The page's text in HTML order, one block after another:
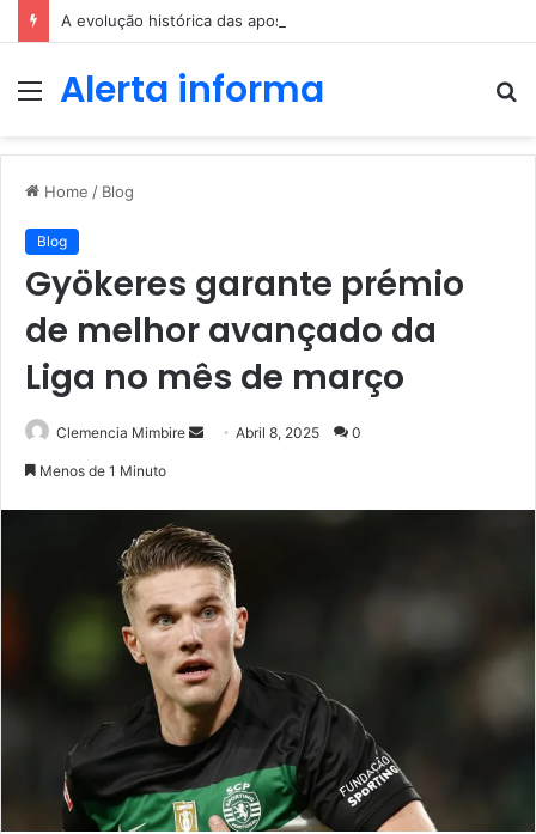
A evolução histórica das apostas ao longo dos séculos
MenuAlerta informa
Home / Blog
Blog
Gyökeres garante prémio
de melhor avançado da
Liga no mês de março
Clemencia Mimbire
SendAbril 8, 2025 0
Menos de 1 Minuto